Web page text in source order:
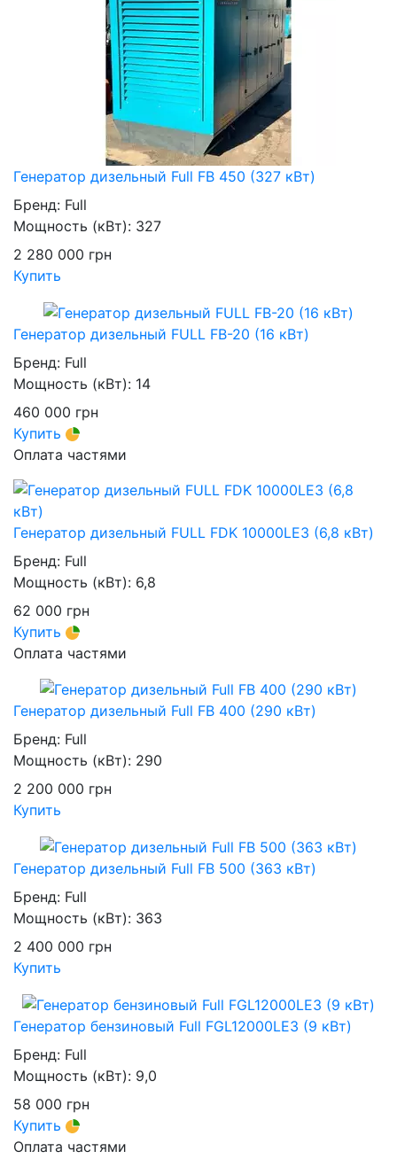
Генератор дизельный Full FB 450 (327 кВт)
Бренд: Full
Мощность (кВт): 327
2 280 000 грн
Купить
Генератор дизельный FULL FB-20 (16 кВт)
Бренд: Full
Мощность (кВт): 14
460 000 грн
Купить
Оплата частями
Генератор дизельный FULL FDK 10000LE3 (6,8 кВт)
Бренд: Full
Мощность (кВт): 6,8
62 000 грн
Купить
Оплата частями
Генератор дизельный Full FB 400 (290 кВт)
Бренд: Full
Мощность (кВт): 290
2 200 000 грн
Купить
Генератор дизельный Full FB 500 (363 кВт)
Бренд: Full
Мощность (кВт): 363
2 400 000 грн
Купить
Генератор бензиновый Full FGL12000LE3 (9 кВт)
Бренд: Full
Мощность (кВт): 9,0
58 000 грн
Купить
Оплата частями